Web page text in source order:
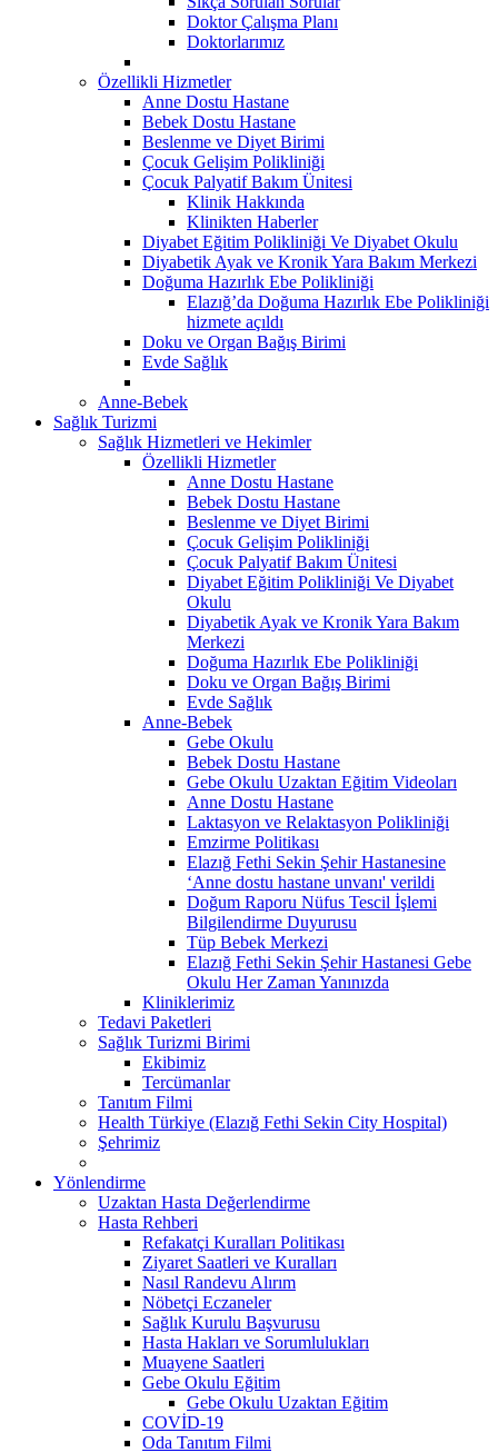
Doktor Çalışma Planı
Doktorlarımız
Özellikli Hizmetler
Anne Dostu Hastane
Bebek Dostu Hastane
Beslenme ve Diyet Birimi
Çocuk Gelişim Polikliniği
Çocuk Palyatif Bakım Ünitesi
Klinik Hakkında
Klinikten Haberler
Diyabet Eğitim Polikliniği Ve Diyabet Okulu
Diyabetik Ayak ve Kronik Yara Bakım Merkezi
Doğuma Hazırlık Ebe Polikliniği
Elazığ’da Doğuma Hazırlık Ebe Polikliniği
hizmete açıldı
Doku ve Organ Bağış Birimi
Evde Sağlık
Anne-Bebek
Sağlık Turizmi
Sağlık Hizmetleri ve Hekimler
Özellikli Hizmetler
Anne Dostu Hastane
Bebek Dostu Hastane
Beslenme ve Diyet Birimi
Çocuk Gelişim Polikliniği
Çocuk Palyatif Bakım Ünitesi
Diyabet Eğitim Polikliniği Ve Diyabet
Okulu
Diyabetik Ayak ve Kronik Yara Bakım
Merkezi
Doğuma Hazırlık Ebe Polikliniği
Doku ve Organ Bağış Birimi
Evde Sağlık
Anne-Bebek
Gebe Okulu
Bebek Dostu Hastane
Gebe Okulu Uzaktan Eğitim Videoları
Anne Dostu Hastane
Laktasyon ve Relaktasyon Polikliniği
Emzirme Politikası
Elazığ Fethi Sekin Şehir Hastanesine
‘Anne dostu hastane unvanı' verildi
Doğum Raporu Nüfus Tescil İşlemi
Bilgilendirme Duyurusu
Tüp Bebek Merkezi
Elazığ Fethi Sekin Şehir Hastanesi Gebe
Okulu Her Zaman Yanınızda
Kliniklerimiz
Tedavi Paketleri
Sağlık Turizmi Birimi
Ekibimiz
Tercümanlar
Tanıtım Filmi
Health Türkiye (Elazığ Fethi Sekin City Hospital)
Şehrimiz
Yönlendirme
Uzaktan Hasta Değerlendirme
Hasta Rehberi
Refakatçi Kuralları Politikası
Ziyaret Saatleri ve Kuralları
Nasıl Randevu Alırım
Nöbetçi Eczaneler
Sağlık Kurulu Başvurusu
Hasta Hakları ve Sorumlulukları
Muayene Saatleri
Gebe Okulu Eğitim
Gebe Okulu Uzaktan Eğitim
COVİD-19
Oda Tanıtım Filmi